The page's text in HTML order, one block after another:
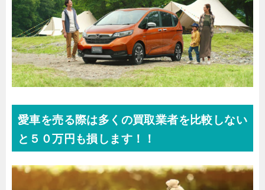
愛車を売る際は多くの買取業者を比較しない
と５０万円も損します！！